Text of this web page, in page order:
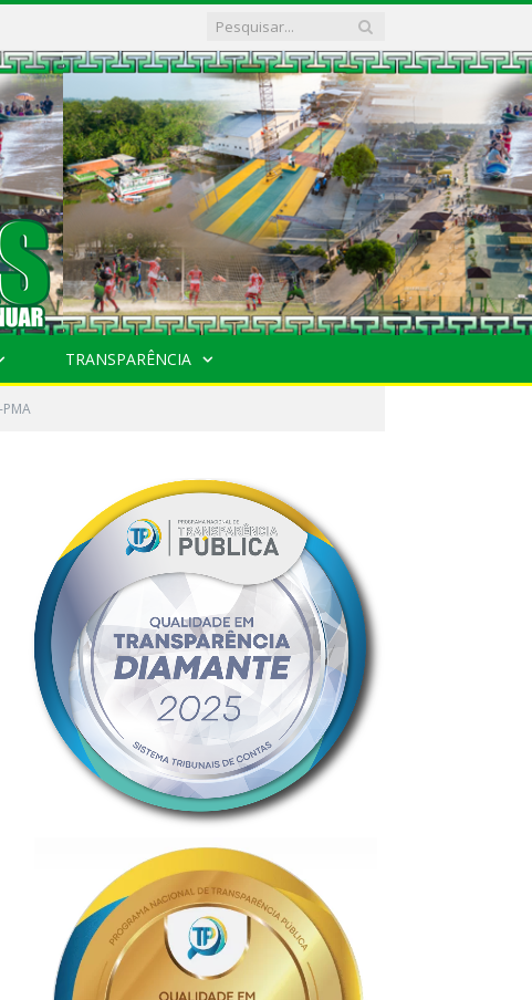
TRANSPARÊNCIA
PMA